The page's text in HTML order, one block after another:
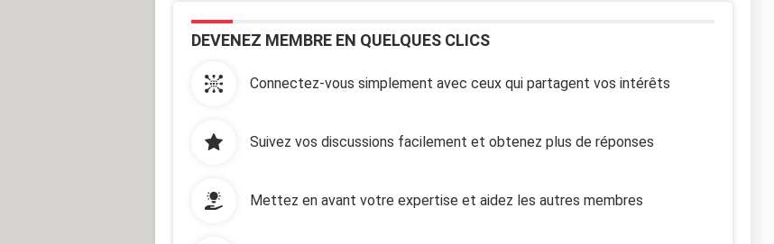
DEVENEZ MEMBRE EN QUELQUES CLICS
Connectez-vous simplement avec ceux qui partagent vos intérêts
Suivez vos discussions facilement et obtenez plus de réponses
Mettez en avant votre expertise et aidez les autres membres